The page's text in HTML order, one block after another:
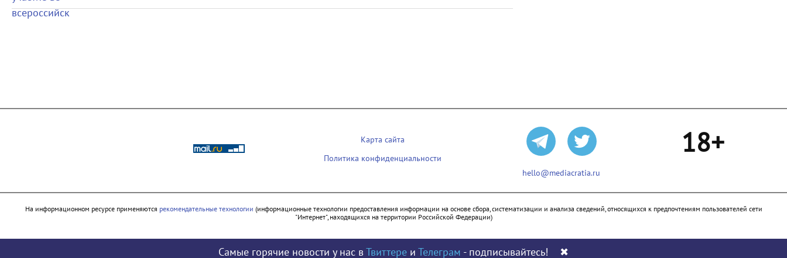
Карта сайта
Политика конфиденциальности
hello@mediacratia.ru
18+
На информационном ресурсе применяются рекомендательные технологии (информационные технологии предоставления информации на основе сбора, систематизации и анализа сведений, относящихся к предпочтениям пользователей сети
"Интернет", находящихся на территории Российской Федерации)
© 2009 - 2026
Самые горячие новости у нас в Твиттере и Телеграм - подписывайтесь! ✖